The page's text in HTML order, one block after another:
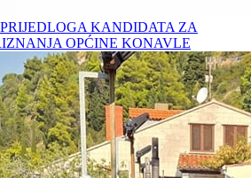
KANDIDATA ZA
OPĆINE KONAVLE